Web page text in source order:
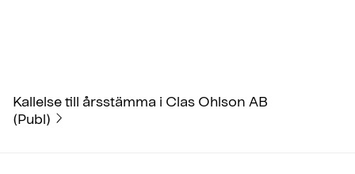
Kallelse till årsstämma i Clas Ohlson AB
(Publ)